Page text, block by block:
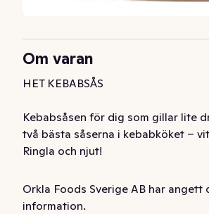
Om varan
HET KEBABSÅS
Kebabsåsen för dig som gillar lite
två bästa såserna i kebabköket –
Ringla och njut!
Såsen tillagas i vår egen lilla
Blekinge. Självklart utan
Orkla Foods Sverige AB har angett
information.